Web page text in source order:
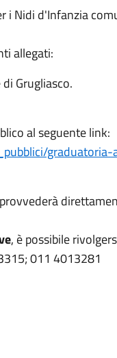
i Nidi d'Infanzia
allegati:
Grugliasco.
al seguente link:
, è possibile
011 4013281